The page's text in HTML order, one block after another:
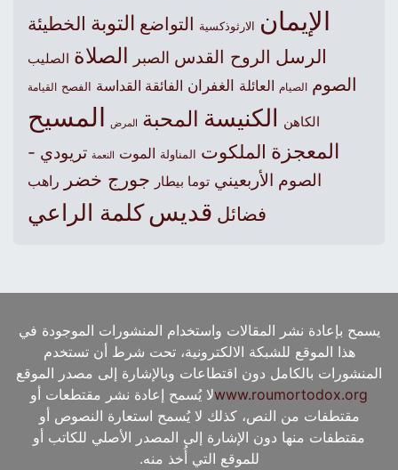
الإيمان الارثوذكسية التواضع التوبة الخطيئة
الرسل الروح القدس الصبر الصلاة الصليب
الصوم الصيام العائلة الغفران الفائقة القداسة الفصح القيامة
الكاهن الكنيسةالمحبة المرض المسيح
المعجزة الملكوت المناولة الموت النعمة تريودي -
الصوم الأربعيني توما بيطار جورج خضر راهب
فضائل قديس كلمة الراعي
يسمح بإعادة نشر المقالات واستخدام المنشورات الموجودة في
هذا الموقع للشبكة الالكترونية، تحت شرط أن تستخدم
المنشورات بالكامل دون اقتطاعات وبالإشارة إلى مصدر الموقع
www.roumortodox.orgلا يُسمح إعادة نشر مقتطعات أو
مقتطفات من النص، كذلك لا يُسمح استعارة النصوص أو
مقتطفات منها دون الإشارة إلى المصدر الأصلي للكاتب أو
للموقع التي أُخذ منه.